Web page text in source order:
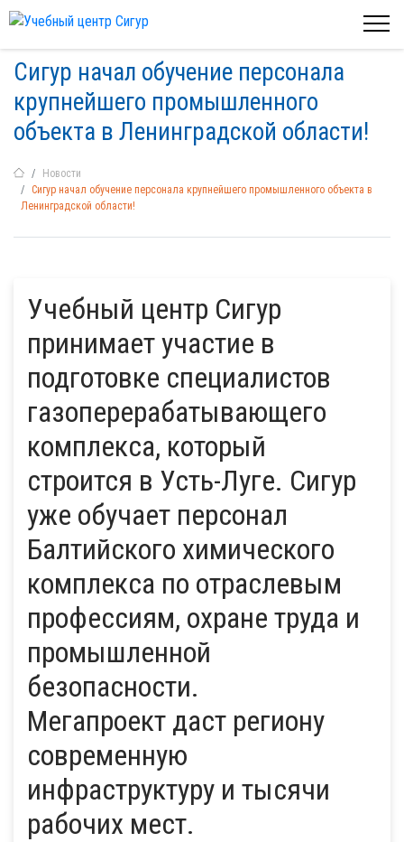
Сигур начал обучение персонала
крупнейшего промышленного
объекта в Ленинградской области!
Новости
Сигур начал обучение персонала крупнейшего промышленного объекта в
Ленинградской области!
Учебный центр Сигур
принимает участие в
подготовке специалистов
газоперерабатывающего
комплекса, который
строится в Усть-Луге. Сигур
уже обучает персонал
Балтийского химического
комплекса по отраслевым
профессиям, охране труда и
промышленной
безопасности.
Мегапроект даст региону
современную
инфраструктуру и тысячи
рабочих мест.